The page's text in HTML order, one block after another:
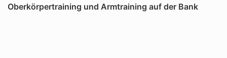
Oberkörpertraining und Armtraining auf der Bank